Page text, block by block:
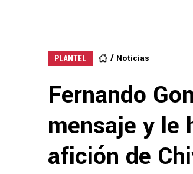
PLANTEL Noticias
Fernando
mensaje y le
afición de